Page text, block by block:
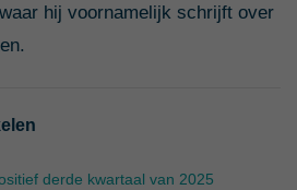
hij voornamelijk schrijft over
derde kwartaal van 2025